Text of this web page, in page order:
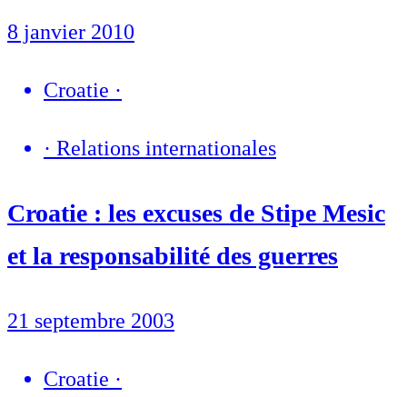
8 janvier 2010
Croatie ·
· Relations internationales
Croatie : les excuses de Stipe Mesic
et la responsabilité des guerres
21 septembre 2003
Croatie ·